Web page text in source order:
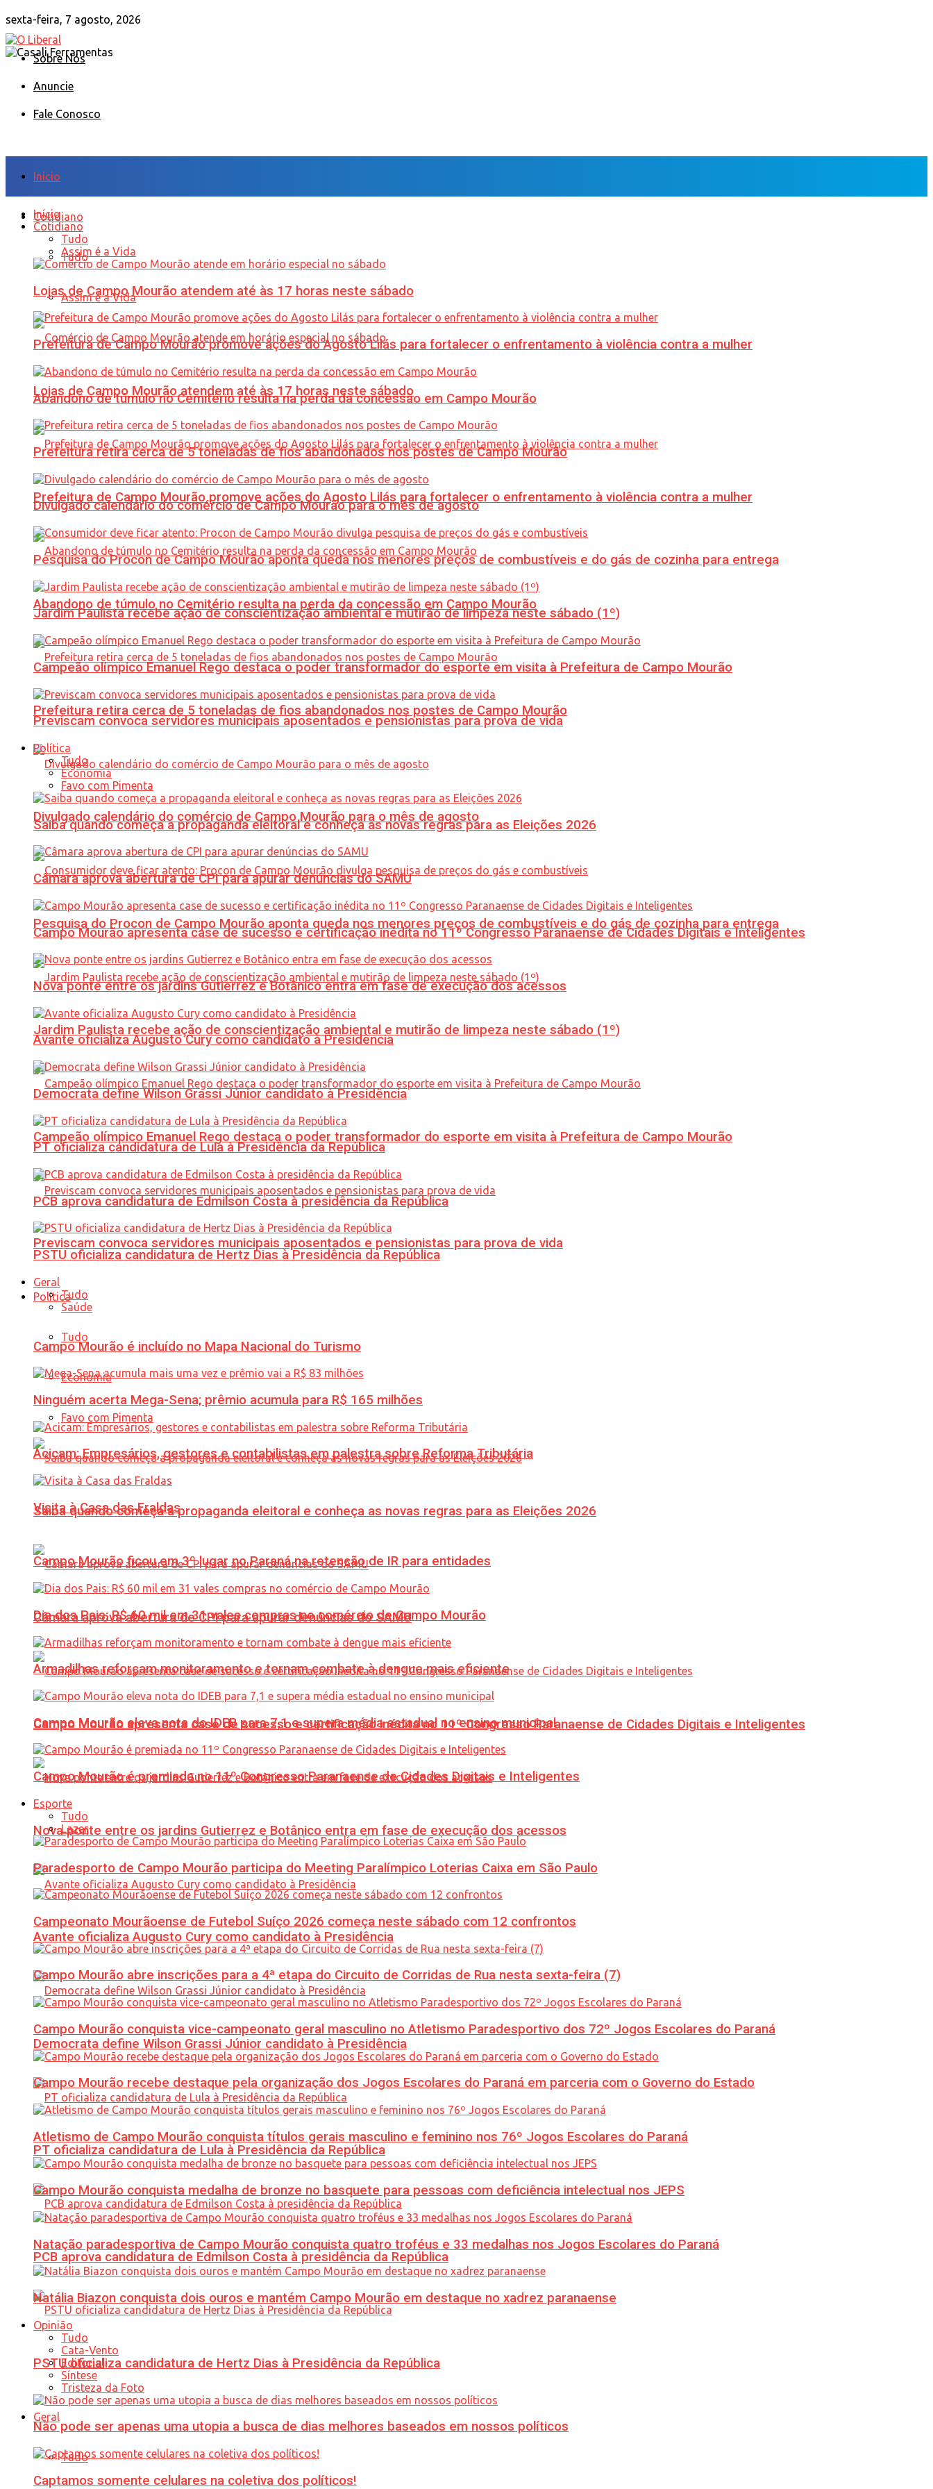
sexta-feira, 7 agosto, 2026
Sobre Nós
Anuncie
Fale Conosco
Início
Cotidiano
Tudo
Assim é a Vida
Lojas de Campo Mourão atendem até às 17 horas neste sábado
Prefeitura de Campo Mourão promove ações do Agosto Lilás para fortalecer o enfrentamento à violência contra a mulher
Abandono de túmulo no Cemitério resulta na perda da concessão em Campo Mourão
Prefeitura retira cerca de 5 toneladas de fios abandonados nos postes de Campo Mourão
Divulgado calendário do comércio de Campo Mourão para o mês de agosto
Pesquisa do Procon de Campo Mourão aponta queda nos menores preços de combustíveis e do gás de cozinha para entrega
Jardim Paulista recebe ação de conscientização ambiental e mutirão de limpeza neste sábado (1º)
Campeão olímpico Emanuel Rego destaca o poder transformador do esporte em visita à Prefeitura de Campo Mourão
Previscam convoca servidores municipais aposentados e pensionistas para prova de vida
Política
Tudo
Economia
Favo com Pimenta
Saiba quando começa a propaganda eleitoral e conheça as novas regras para as Eleições 2026
Câmara aprova abertura de CPI para apurar denúncias do SAMU
Campo Mourão apresenta case de sucesso e certificação inédita no 11º Congresso Paranaense de Cidades Digitais e Inteligentes
Nova ponte entre os jardins Gutierrez e Botânico entra em fase de execução dos acessos
Avante oficializa Augusto Cury como candidato à Presidência
Democrata define Wilson Grassi Júnior candidato à Presidência
PT oficializa candidatura de Lula à Presidência da República
PCB aprova candidatura de Edmilson Costa à presidência da República
PSTU oficializa candidatura de Hertz Dias à Presidência da República
Geral
Tudo
Início
Cotidiano
Tudo
Assim é a Vida
Lojas de Campo Mourão atendem até às 17 horas neste sábado
Prefeitura de Campo Mourão promove ações do Agosto Lilás para fortalecer o enfrentamento à violência contra a mulher
Abandono de túmulo no Cemitério resulta na perda da concessão em Campo Mourão
Prefeitura retira cerca de 5 toneladas de fios abandonados nos postes de Campo Mourão
Divulgado calendário do comércio de Campo Mourão para o mês de agosto
Pesquisa do Procon de Campo Mourão aponta queda nos menores preços de combustíveis e do gás de cozinha para entrega
Jardim Paulista recebe ação de conscientização ambiental e mutirão de limpeza neste sábado (1º)
Campeão olímpico Emanuel Rego destaca o poder transformador do esporte em visita à Prefeitura de Campo Mourão
Previscam convoca servidores municipais aposentados e pensionistas para prova de vida
Política
Tudo
Economia
Favo com Pimenta
Saiba quando começa a propaganda eleitoral e conheça as novas regras para as Eleições 2026
Câmara aprova abertura de CPI para apurar denúncias do SAMU
Campo Mourão apresenta case de sucesso e certificação inédita no 11º Congresso Paranaense de Cidades Digitais e Inteligentes
Nova ponte entre os jardins Gutierrez e Botânico entra em fase de execução dos acessos
Avante oficializa Augusto Cury como candidato à Presidência
Democrata define Wilson Grassi Júnior candidato à Presidência
PT oficializa candidatura de Lula à Presidência da República
PCB aprova candidatura de Edmilson Costa à presidência da República
PSTU oficializa candidatura de Hertz Dias à Presidência da República
Geral
Tudo
Saúde
Campo Mourão é incluído no Mapa Nacional do Turismo
Ninguém acerta Mega-Sena; prêmio acumula para R$ 165 milhões
Acicam: Empresários, gestores e contabilistas em palestra sobre Reforma Tributária
Visita à Casa das Fraldas
Campo Mourão ficou em 3º lugar no Paraná na retenção de IR para entidades
Dia dos Pais: R$ 60 mil em 31 vales compras no comércio de Campo Mourão
Armadilhas reforçam monitoramento e tornam combate à dengue mais eficiente
Campo Mourão eleva nota do IDEB para 7,1 e supera média estadual no ensino municipal
Campo Mourão é premiada no 11º Congresso Paranaense de Cidades Digitais e Inteligentes
Esporte
Tudo
Lazer
Paradesporto de Campo Mourão participa do Meeting Paralímpico Loterias Caixa em São Paulo
Campeonato Mourãoense de Futebol Suíço 2026 começa neste sábado com 12 confrontos
Campo Mourão abre inscrições para a 4ª etapa do Circuito de Corridas de Rua nesta sexta-feira (7)
Campo Mourão conquista vice-campeonato geral masculino no Atletismo Paradesportivo dos 72º Jogos Escolares do Paraná
Campo Mourão recebe destaque pela organização dos Jogos Escolares do Paraná em parceria com o Governo do Estado
Atletismo de Campo Mourão conquista títulos gerais masculino e feminino nos 76º Jogos Escolares do Paraná
Campo Mourão conquista medalha de bronze no basquete para pessoas com deficiência intelectual nos JEPS
Natação paradesportiva de Campo Mourão conquista quatro troféus e 33 medalhas nos Jogos Escolares do Paraná
Natália Biazon conquista dois ouros e mantém Campo Mourão em destaque no xadrez paranaense
Opinião
Tudo
Cata-Vento
Editorial
Síntese
Tristeza da Foto
Não pode ser apenas uma utopia a busca de dias melhores baseados em nossos políticos
Captamos somente celulares na coletiva dos políticos!